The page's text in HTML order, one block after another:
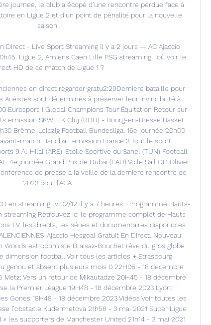
journée, le club a écopé d’une rencontre perdue face à
en Ligue 2 et d’un point de pénalité pour la nouvelle
saison.
Direct - Live Sport Streaming il y a 2 jours — AC Ajaccio
Ligue 2, Amiens Caen Lille PSG streaming : où voir le
HD de ce match de Ligue 1 ?
en direct regarder gratu2:29Dernière bataille pour
Acéistes sont déterminés à préserver leur invincibilité à
Eurosport 1 Global Champions Tour Équitation Retour sur
emission SKWEEK Cluj (ROU) - Bourg-en-Bresse Basket
Brême-Leipzig Football Bundesliga. 16e journée 20h00
match Handball emission France 3 Tout le sport
9 Al-Hilal (ARS)-Etoile Sportive du Sahel (TUN) Football
4e journée Grand Prix de Dubaï (EAU) Voile Sail GP. Olivier
de presse à la veille de la dernière rencontre de
2023 pour l’ACA.
en streaming tv 02/12 il y a 7 heures... Programme Hauts-
streaming Retrouvez ici le programme complet de Hauts-
TV, les directs, les séries et documentaires disponibles
Ajaccio Hesgoal Gratuit En Direct. Nouveau
Woods est optimiste Braisaz-Bouchet rêve du gros globe
dimension football Voir tous les articles + Strasbourg
genou et absent plusieurs mois 0 22H06 - 18 décembre
Metz: Vers un retour de Mikautadze 20H45 - 18 décembre
la Premier League 19H48 - 18 décembre 2023 Lyon:
Gones 18H48 - 18 décembre 2023 Vidéos Voir toutes les
l’obstacle Kudermetova 21h58 - 3 mai 2021 Super Ligue
les supporters de Manchester United 21h14 - 3 mai 2021